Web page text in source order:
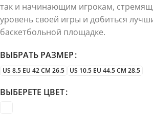
так и начинающим игрокам,
уровень своей игры и добиться
баскетбольной площадке.
ВЫБРАТЬ РАЗМЕР
US 8.5 EU 42 CM 26.5 US 10.5 EU 44.5 CM 28.5
ВЫБЕРЕТЕ ЦВЕТ